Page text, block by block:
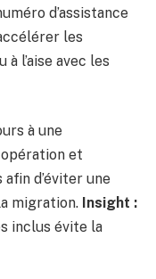
d’assistance
les
l’aise avec les
à une
et
d’éviter une
migration. Insight :
inclus évite la